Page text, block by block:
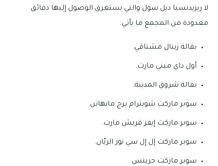
لا ريزيدنسيا ديل سول والتي يستغرق الوصول إليها دقائق
معدودة من المجمع ما يأتي:
بقالة زينال مشتاقي.
أول داي ميني مارت.
بقالة شروق المدينة.
سوبر ماركت شويترام برج مانهاتن.
سوبر ماركت إيفر فريش مارت.
سوبر ماركت إل إل سي نور الريّان.
سوبر ماركت جرينس.